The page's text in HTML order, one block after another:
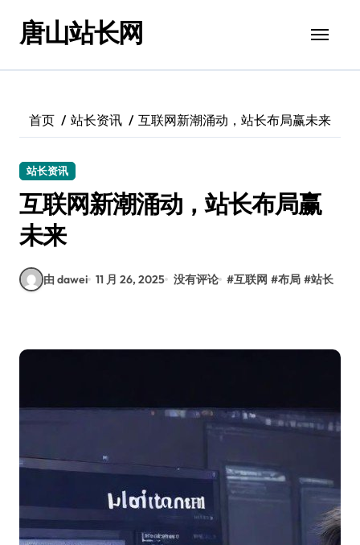
唐山站长网
首页 站长资讯 互联网新潮涌动，站长布局赢未来
站长资讯
互联网新潮涌动，站长布局赢
未来
由 dawei 11 月 26, 2025 没有评论 #互联网 #布局 #站长